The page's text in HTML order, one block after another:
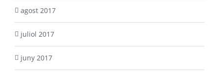
agost 2017
juliol 2017
juny 2017